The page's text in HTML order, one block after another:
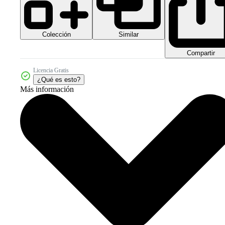
Colección Similar
Compartir
Licencia Gratis
¿Qué es esto?
Más información